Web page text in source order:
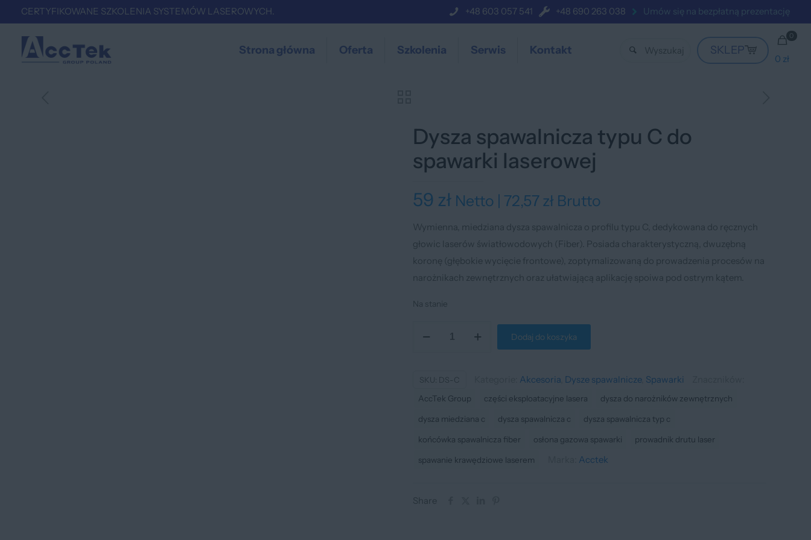
CERTYFIKOWANE SZKOLENIA SYSTEMÓW LASEROWYCH. +48 603 057 541 +48 690 263 038 Umów się na bezpłatną prezentację
Strona główna Oferta Szkolenia Serwis Kontakt SKLEP
0
0 zł
Dysza spawalnicza typu C do
spawarki laserowej
59 zł Netto | 72,57 zł Brutto
Wymienna, miedziana dysza spawalnicza o profilu typu C, dedykowana do ręcznych
głowic laserów światłowodowych (Fiber). Posiada charakterystyczną, dwuzębną
koronę (głębokie wycięcie frontowe), zoptymalizowaną do prowadzenia procesów na
narożnikach zewnętrznych oraz ułatwiającą aplikację spoiwa pod ostrym kątem.
Na stanie
typu
do
Dodaj do koszyka
SKU: DS-C Akcesoria Dysze spawalnicze, Spawarki
AccTek Group części eksploatacyjne lasera dysza do narożników zewnętrznych
dysza miedziana c dysza spawalnicza c dysza spawalnicza typ c
końcówka spawalnicza fiber osłona gazowa spawarki prowadnik drutu laser
spawanie krawędziowe laserem Acctek
Share